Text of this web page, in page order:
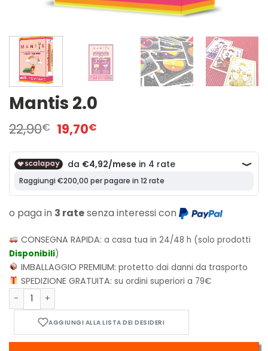
Mantis 2.0
22,90€ Il
prezzo
originale
era:
22,90€.
19,70€
attuale
è:
19,70€.
o paga in 3 ratesenza interessi con
CONSEGNA RAPIDA:a casa tua in 24/48 h (solo prodotti
Disponibili)
IMBALLAGGIO PREMIUM:protetto dai danni da trasporto
SPEDIZIONE GRATUITA:su ordini superiori a 79€
Mantis 2.0 quantità